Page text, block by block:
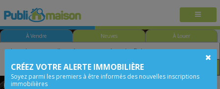
À Vendre Neuves À Louer
Chambre Prix
Val-des-Sources
CRÉEZ VOTRE ALERTE IMMOBILIÈRE
Soyez parmi les premiers à être informés des nouvelles inscriptions
immobilières